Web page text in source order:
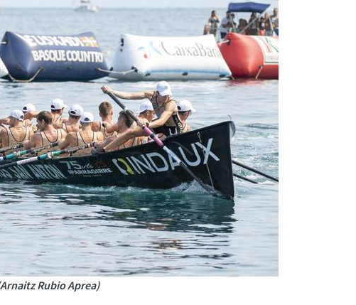
Rubio Aprea)